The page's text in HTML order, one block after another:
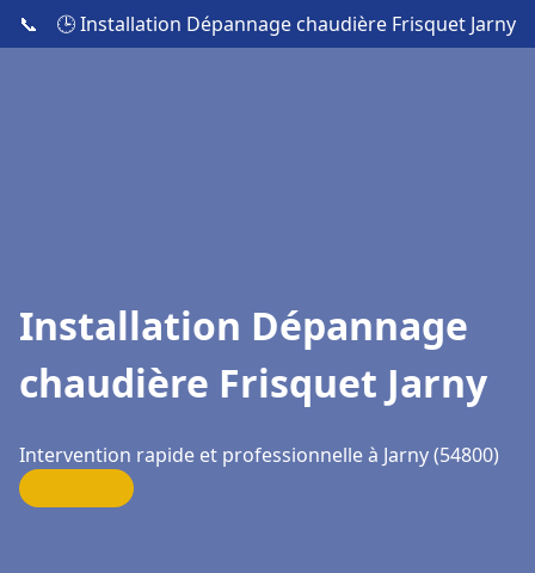
📞 🕒 Installation Dépannage chaudière Frisquet Jarny
Installation Dépannage
chaudière Frisquet Jarny
Intervention rapide et professionnelle à Jarny (54800)